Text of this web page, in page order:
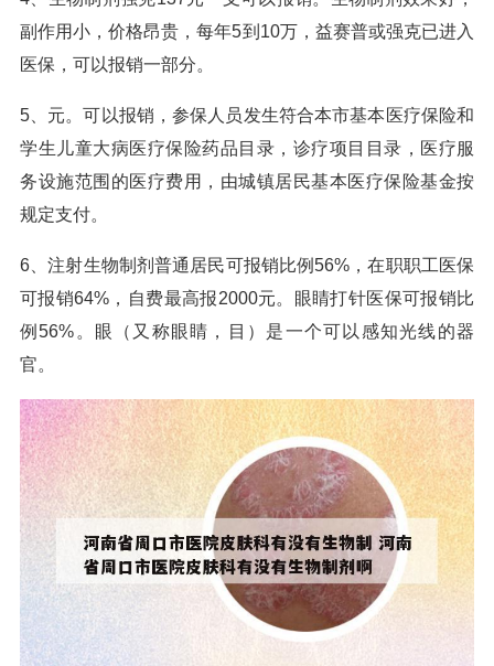
副作用小，价格昂贵，每年5到10万，益赛普或强克已进入
医保，可以报销一部分。
5、元。可以报销，参保人员发生符合本市基本医疗保险和
学生儿童大病医疗保险药品目录，诊疗项目目录，医疗服
务设施范围的医疗费用，由城镇居民基本医疗保险基金按
规定支付。
6、注射生物制剂普通居民可报销比例56%，在职职工医保
可报销64%，自费最高报2000元。眼睛打针医保可报销比
例56%。眼（又称眼睛，目）是一个可以感知光线的器
官。